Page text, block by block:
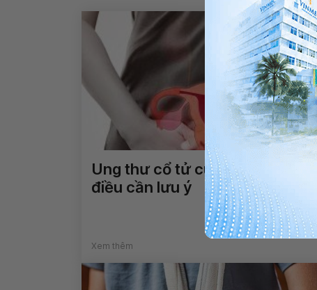
Ung thư cổ tử cung và những
điều cần lưu ý
Xem thêm